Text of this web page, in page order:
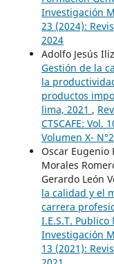
Investigación
23 (2024):
2024
Adolfo Jesús
Gestión de la
la
productos
lima, 2021 ,
CTSCAFE: Vol.
Volumen X-
Oscar Eugenio
Morales
Gerardo León
la calidad y el
carrera
I.E.S.T.
Investigación
13 (2021):